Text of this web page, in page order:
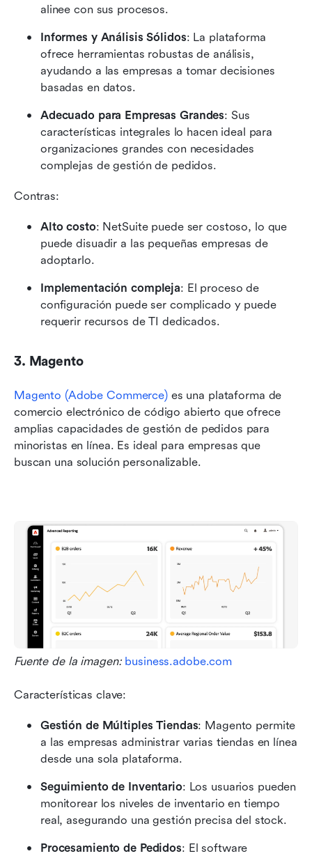
alinee con sus procesos.
Informes y Análisis Sólidos: La plataforma
ofrece herramientas robustas de análisis,
ayudando a las empresas a tomar decisiones
basadas en datos.
Adecuado para Empresas Grandes: Sus
características integrales lo hacen ideal para
organizaciones grandes con necesidades
complejas de gestión de pedidos.
Contras:
Alto costo: NetSuite puede ser costoso, lo que
puede disuadir a las pequeñas empresas de
adoptarlo.
Implementación compleja: El proceso de
configuración puede ser complicado y puede
requerir recursos de TI dedicados.
3. Magento
Magento (Adobe Commerce) es una plataforma de
comercio electrónico de código abierto que ofrece
amplias capacidades de gestión de pedidos para
minoristas en línea. Es ideal para empresas que
buscan una solución personalizable.
Fuente de la imagen: business.adobe.com
Características clave:
Gestión de Múltiples Tiendas: Magento permite
a las empresas administrar varias tiendas en línea
desde una sola plataforma.
Seguimiento de Inventario: Los usuarios pueden
monitorear los niveles de inventario en tiempo
real, asegurando una gestión precisa del stock.
Procesamiento de Pedidos: El software